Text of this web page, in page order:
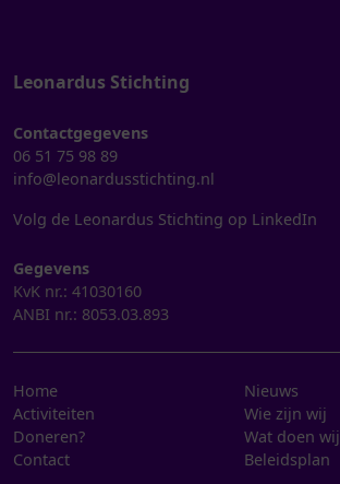
Leonardus Stichting
Contactgegevens
06 51 75 98 89
info@leonardusstichting.nl
Volg de Leonardus Stichting op LinkedIn
Gegevens
KvK nr.: 41030160
ANBI nr.: 8053.03.893
Home
Nieuws
Activiteiten
Wie zijn wij
Doneren?
Wat doen wij
Contact
Beleidsplan